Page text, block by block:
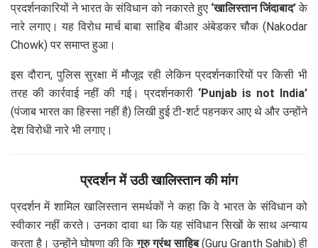
प्रदर्शनकारियों ने भारत के संविधान को नकारते हुए ‘खालिस्तान जिंदाबाद’के
नारे लगाए। यह विरोध मार्च बाबा साहिब बीआर अंबेडकर चौक (Nakodar
Chowk) पर समाप्त हुआ।
इस दौरान, पुलिस सुरक्षा में मौजूद रही लेकिन प्रदर्शनकारियों पर किसी भी
तरह की कार्रवाई नहीं की गई। प्रदर्शनकारी ‘Punjab is not India’
(पंजाब भारत का हिस्सा नहीं है) लिखी हुई टी-शर्ट पहनकर आए थे और उन्होंने
देश विरोधी नारे भी लगाए।
प्रदर्शन में उठी खालिस्तान की मांग
प्रदर्शन में शामिल खालिस्तान समर्थकों ने कहा कि वे भारत के संविधान को
स्वीकार नहीं करते। उनका दावा था कि यह संविधान सिखों के साथ अन्याय
करता है। उन्होंने घोषणा की किगुरु ग्रंथ साहिब(Guru Granth Sahib) ही